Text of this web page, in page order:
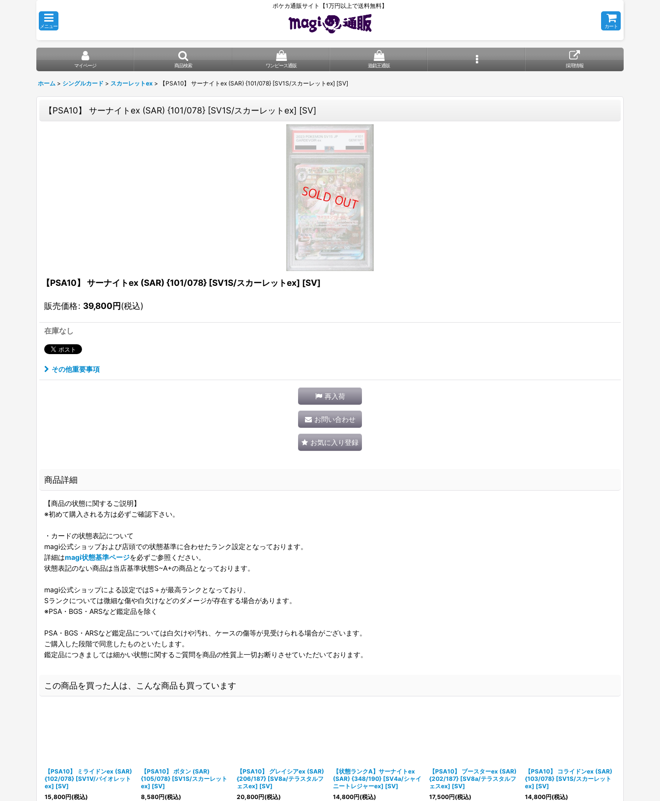
ポケカ通販サイト【1万円以上で送料無料】
メニュー カート
マイページ 商品検索 ワンピース通販 遊戯王通販 採用情報
ホーム > シングルカード > スカーレットex > 【PSA10】 サーナイトex (SAR) {101/078} [SV1S/スカーレットex] [SV]
【PSA10】 サーナイトex (SAR) {101/078} [SV1S/スカーレットex] [SV]
【PSA10】 サーナイトex (SAR) {101/078} [SV1S/スカーレットex] [SV]
販売価格: 39,800円(税込)
在庫なし
その他重要事項
再入荷
お問い合わせ
お気に入り登録
商品詳細
【商品の状態に関するご説明】
※初めて購入される方は必ずご確認下さい。
・カードの状態表記について
magi公式ショップおよび店頭での状態基準に合わせたランク設定となっております。
詳細はmagi状態基準ページを必ずご参照ください。
状態表記のない商品は当店基準状態S~A+の商品となっております。
magi公式ショップによる設定ではS＋が最高ランクとなっており、
Sランクについては微細な傷や白欠けなどのダメージが存在する場合があります。
※PSA・BGS・ARSなど鑑定品を除く
PSA・BGS・ARSなど鑑定品については白欠けや汚れ、ケースの傷等が見受けられる場合がございます。
ご購入した段階で同意したものといたします。
鑑定品につきましては細かい状態に関するご質問を商品の性質上一切お断りさせていただいております。
この商品を買った人は、こんな商品も買っています
【PSA10】 ミライドンex (SAR)
{102/078} [SV1V/バイオレット
ex] [SV]
15,800円(税込)
【PSA10】 ボタン (SAR)
{105/078} [SV1S/スカーレット
ex] [SV]
8,580円(税込)
【PSA10】 グレイシアex (SAR)
{206/187} [SV8a/テラスタルフ
ェスex] [SV]
20,800円(税込)
【状態ランクA】サーナイトex
(SAR) {348/190} [SV4a/シャイ
ニートレジャーex] [SV]
14,800円(税込)
【PSA10】 ブースターex (SAR)
{202/187} [SV8a/テラスタルフ
ェスex] [SV]
17,500円(税込)
【PSA10】 コライドンex (SAR)
{103/078} [SV1S/スカーレット
ex] [SV]
14,800円(税込)